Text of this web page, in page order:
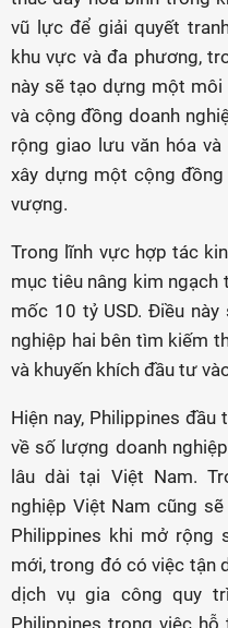
vũ lực để giải quyết
khu vực và đa phương,
này sẽ tạo dựng một
và cộng đồng doanh
rộng giao lưu văn hóa
xây dựng một cộng
vượng.
Trong lĩnh vực hợp tác
mục tiêu nâng kim
mốc 10 tỷ USD. Điều
nghiệp hai bên tìm kiếm
và khuyến khích đầu tư
Hiện nay, Philippines
về số lượng doanh
lâu dài tại Việt Nam.
nghiệp Việt Nam cũng
Philippines khi mở rộng
mới, trong đó có việc tận
dịch vụ gia công quy
Philippines trong việc